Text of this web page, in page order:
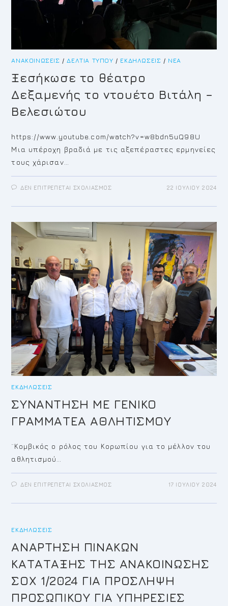
ΑΝΑΚΟΙΝΏΣΕΙΣ /ΔΕΛΤΊΑ ΤΎΠΟΥ / ΕΚΔΗΛΏΣΕΙΣ / ΝΈΑ
Ξεσήκωσε το θέατρο
Δεξαμενής το ντουέτο Βιτάλη –
Βελεσιώτου
https://www.youtube.com/watch?v=w8bdn5uQ98U
Μια υπέροχη βραδιά με τις αξεπέραστες ερμηνείες
τους χάρισαν…
ΔΕΝ ΕΠΙΤΡΈΠΕΤΑΙ ΣΧΟΛΙΑΣΜΌΣΣΤΟ
ΘΈΑΤΡΟ
ΤΟ
ΝΤΟΥΈΤΟ
–
ΒΕΛΕΣΙΏΤΟΥ
22 ΙΟΥΛΊΟΥ 2024
ΕΚΔΗΛΏΣΕΙΣ
ΣΥΝΑΝΤΗΣΗ ΜΕ ΓΕΝΙΚΟ
ΓΡΑΜΜΑΤΕΑ ΑΘΛΗΤΙΣΜΟΥ
¨Κομβικός ο ρόλος του Κορωπίου για το μέλλον του
αθλητισμού…
ΔΕΝ ΕΠΙΤΡΈΠΕΤΑΙ ΣΧΟΛΙΑΣΜΌΣΣΤΟ
ΓΕΝΙΚΟ
17 ΙΟΥΛΊΟΥ 2024
ΕΚΔΗΛΏΣΕΙΣ
ΑΝΑΡΤΗΣΗ ΠΙΝΑΚΩΝ
ΚΑΤΑΤΑΞΗΣ ΤΗΣ ΑΝΑΚΟΙΝΩΣΗΣ
ΣΟΧ 1/2024 ΓΙΑ ΠΡΟΣΛΗΨΗ
ΠΡΟΣΩΠΙΚΟΥ ΓΙΑ ΥΠΗΡΕΣΙΕΣ